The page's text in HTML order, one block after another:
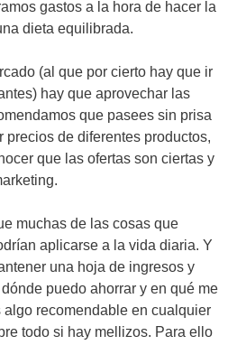
gastos a la hora de hacer la
dieta equilibrada.
(al que por cierto hay que ir
hay que aprovechar las
que pasees sin prisa
precios de diferentes productos,
que las ofertas son ciertas y
muchas de las cosas que
aplicarse a la vida diaria. Y
una hoja de ingresos y
puedo ahorrar y en qué me
recomendable en cualquier
todo si hay mellizos. Para ello